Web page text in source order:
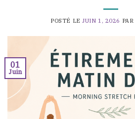
POSTÉ LEJUIN 1, 2026 PAR
01
Juin